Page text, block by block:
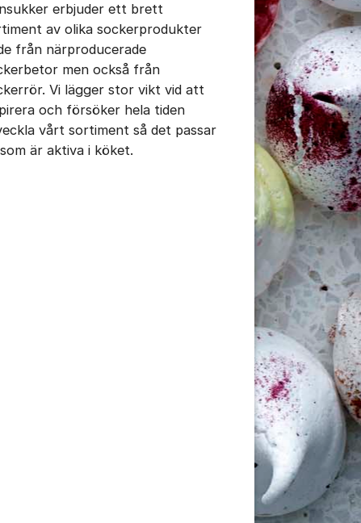
erbjuder ett brett
av olika sockerprodukter
från närproducerade
men också från
Vi lägger stor vikt vid att
och försöker hela tiden
vårt sortiment så det passar
är aktiva i köket.